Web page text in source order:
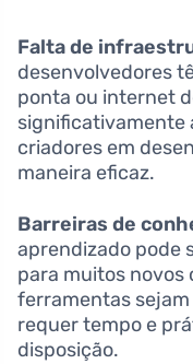
Falta de
desenvolvedores
ponta ou internet
significativamente
criadores em
maneira eficaz.
Barreiras de
aprendizado pode
para muitos novos
ferramentas sejam
requer tempo e
disposição.